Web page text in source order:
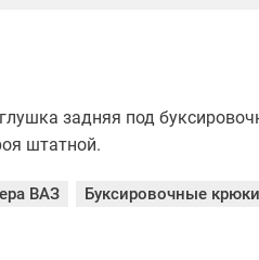
задняя под
штатной.
ВАЗ Буксировочные